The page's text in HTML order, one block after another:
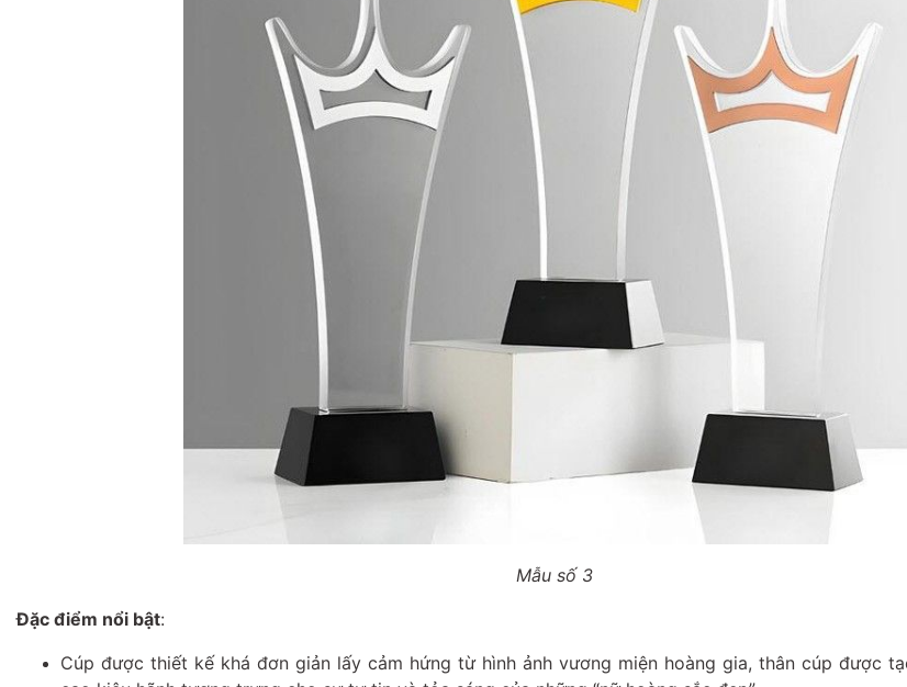
Mẫu số 3
Đặc điểm nổi bật:
Cúp được thiết kế khá đơn giản lấy cảm hứng từ hình ảnh vương miện hoàng gia, thân cúp được